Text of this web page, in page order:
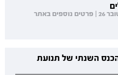
תחילת העסקה ולימודים באוקטובר 26 | פרטים נוספים באתר
השנתי של תנועת